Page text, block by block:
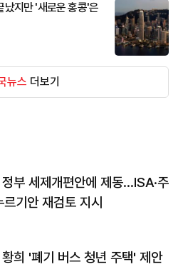
났지만 '새로운 홍콩'은
뉴스 더보기
부 세제개편안에 제동…ISA·주
르기안 재검토 지시
희 '폐기 버스 청년 주택' 제안